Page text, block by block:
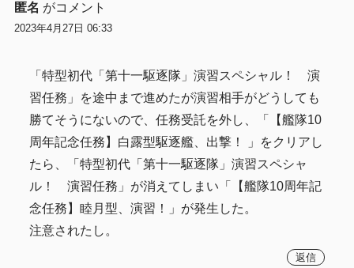
匿名 がコメント
2023年4月27日 06:33
「特型初代「第十一駆逐隊」演習スペシャル！ 演
習任務」を途中まで進めたが演習相手がどうしても
勝てそうにないので、任務受託を外し、「【艦隊10
周年記念任務】白露型駆逐艦、出撃！ 」をクリアし
たら、「特型初代「第十一駆逐隊」演習スペシャ
ル！ 演習任務」が消えてしまい「【艦隊10周年記
念任務】睦月型、演習！」が発生した。
注意されたし。
返信